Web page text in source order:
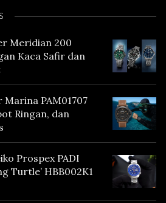
Meridian 200
Kaca Safir dan
PAM01707
Ringan, dan
Prospex PADI
Turtle’ HBB002K1